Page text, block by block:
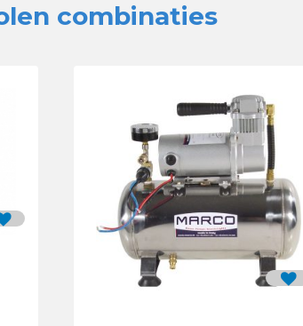
combinaties